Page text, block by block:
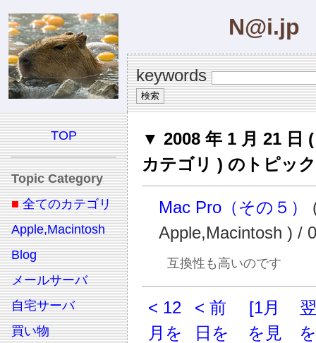
N@i.jp
keywords
TOP
Topic Category
■ 全てのカテゴリ
Apple,Macintosh
Blog
メールサーバ
自宅サーバ
買い物
▼ 2008 年 1 月 21 日
カテゴリ ) のトピック
Mac Pro（その５）
Apple,Macintosh ) /
互換性も高いのです
< 12
月を
< 前
日を
[1月
を見